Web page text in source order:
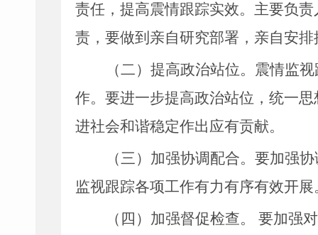
责任，提高震情跟踪实效。主要负
责，要做到亲自研究部署，亲自安
（二）提高政治站位。 震情监
作。要进一步提高政治站位，统一
进社会和谐稳定作出应有贡献。
（三）加强协调配合。 要加强
监视跟踪各项工作有力有序有效开展
（四）加强督促检查。 要加强